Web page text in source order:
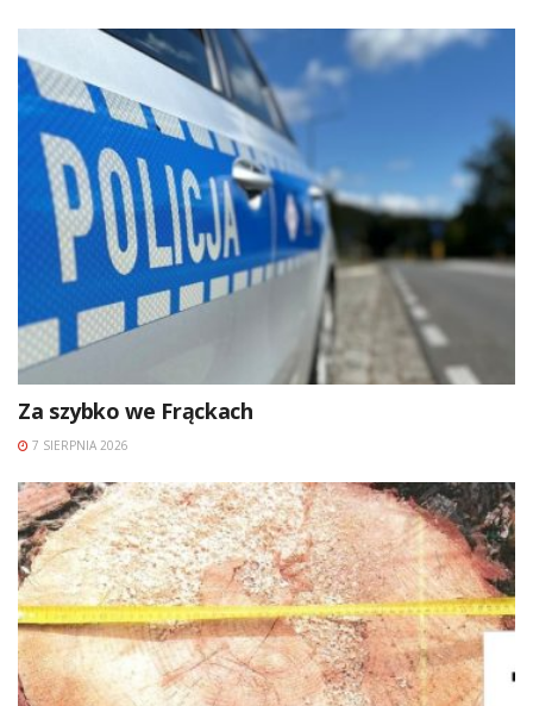
Za szybko we Frąckach
7 SIERPNIA 2026